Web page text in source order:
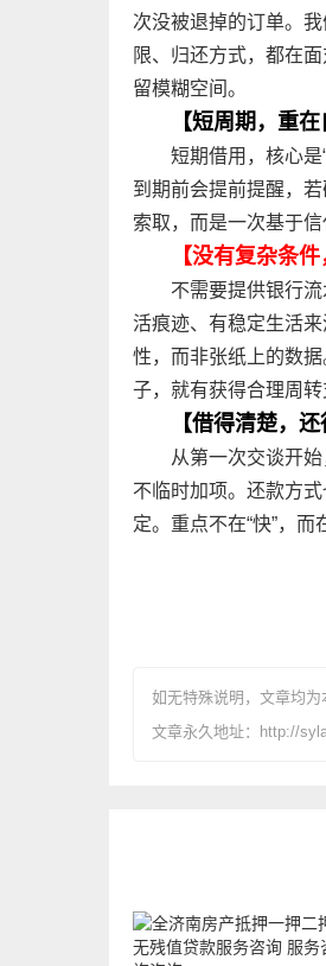
次没被退掉的订单。
限、归还方式，都在
留模糊空间。
【短周期，重在
短期借用，核心是
到期前会提前提醒，
索取，而是一次基于
【没有复杂条
不需要提供银行
活痕迹、有稳定生活
性，而非张纸上的数
子，就有获得合理周转
【借得清楚，还
从第一次交谈开
不临时加项。还款方
定。重点不在“快”，而
如无特殊说明，文章均为
文章永久地址：http://